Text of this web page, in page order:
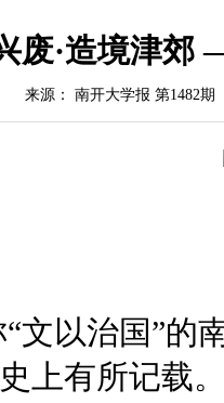
废·造境津
来源： 南开大学报 第1482期
文以治国”的
上有所记载